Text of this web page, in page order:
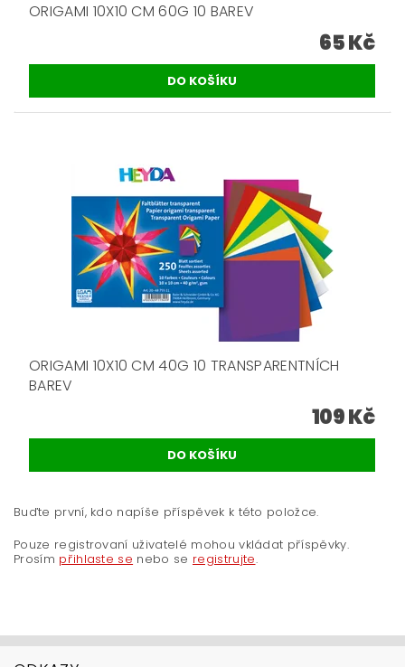
ORIGAMI 10X10 CM 60G 10 BAREV
65 Kč
ORIGAMI 10X10 CM 40G 10 TRANSPARENTNÍCH
BAREV
109 Kč
Buďte první, kdo napíše příspěvek k této položce.
Pouze registrovaní uživatelé mohou vkládat příspěvky.
Prosím přihlaste se nebo se registrujte.